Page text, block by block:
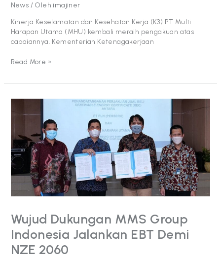
News / Oleh imajiner
Kinerja Keselamatan dan Kesehatan Kerja (K3) PT Multi
Harapan Utama (MHU) kembali meraih pengakuan atas
capaiannya. Kementerian Ketenagakerjaan
Read More »
Wujud Dukungan MMS Group
Indonesia Jalankan EBT Demi
NZE 2060
Wujud
MMS
Indonesia
Jalankan
EBT
Demi
NZE
2060